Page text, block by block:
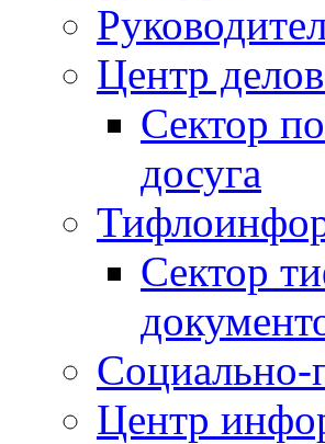
Центр
Сектор
досуга
Сектор
Социально-
Центр